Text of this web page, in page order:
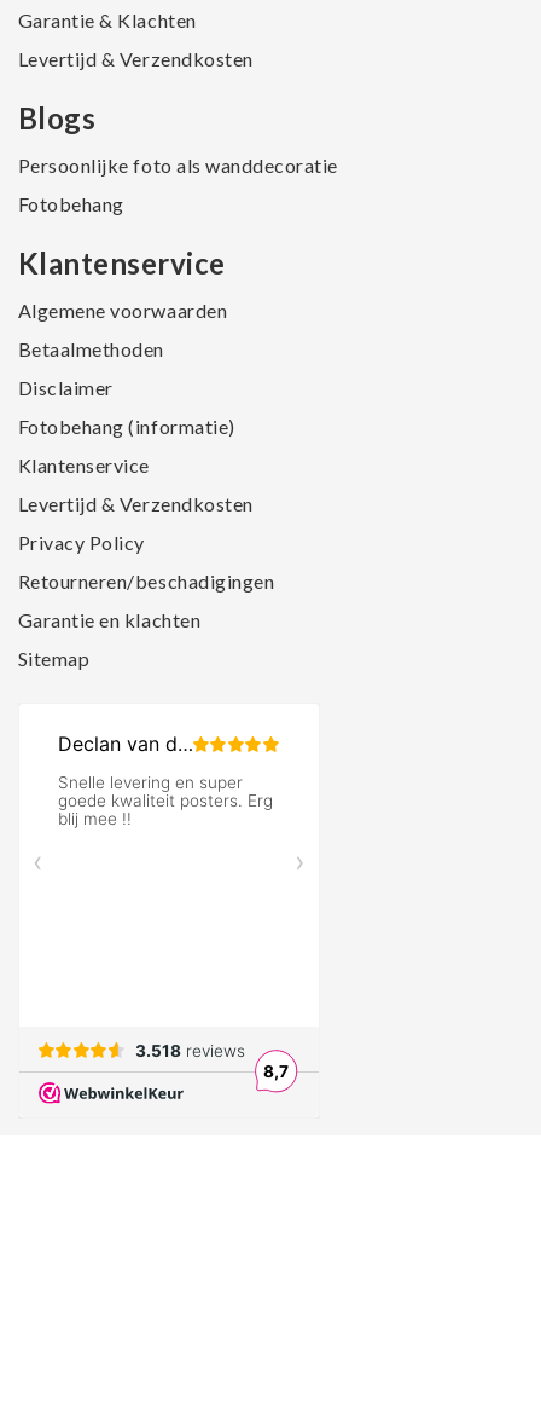
Garantie & Klachten
Levertijd & Verzendkosten
Blogs
Persoonlijke foto als wanddecoratie
Fotobehang
Klantenservice
Algemene voorwaarden
Betaalmethoden
Disclaimer
Fotobehang (informatie)
Klantenservice
Levertijd & Verzendkosten
Privacy Policy
Retourneren/beschadigingen
Garantie en klachten
Sitemap